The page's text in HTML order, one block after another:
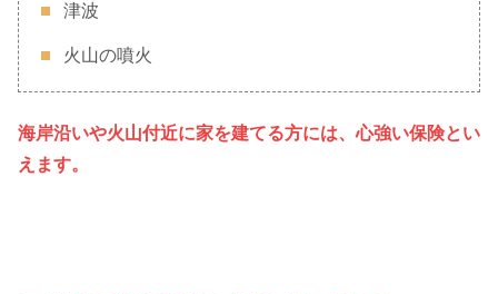
津波
火山の噴火
海岸沿いや火山付近に家を建てる方には、心強い保険とい
えます。